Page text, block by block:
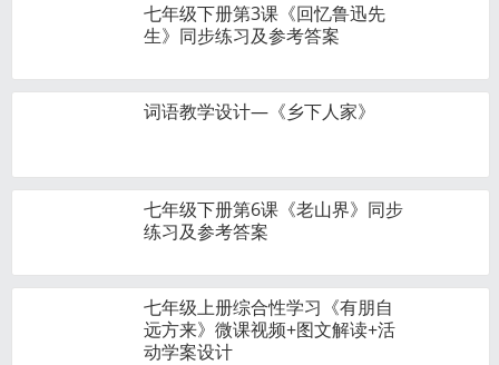
七年级下册第3课《回忆鲁迅先
生》同步练习及参考答案
词语教学设计—《乡下人家》
七年级下册第6课《老山界》同步
练习及参考答案
七年级上册综合性学习《有朋自
远方来》微课视频+图文解读+活
动学案设计